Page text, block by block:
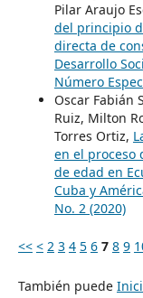
Pilar Araujo
del principio
directa de
Desarrollo
Número
Oscar Fabián
Ruiz, Milton
Torres Ortiz,
en el proceso
de edad en
Cuba y
No. 2 (2020)
<< < 2 3 4 5 6 7 8 9
También puede